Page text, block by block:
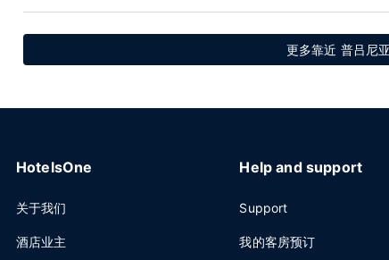
更多靠近 普吕尼
HotelsOne
关于我们
酒店业主
Help and support
Support
我的客房预订